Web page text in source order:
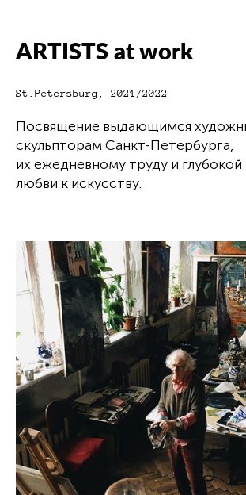
ARTISTS at work
St.Petersburg, 2021/2022
Посвящение выдающимся
скульпторам Санкт-Петербурга,
их ежедневному труду и
любви к искусству.